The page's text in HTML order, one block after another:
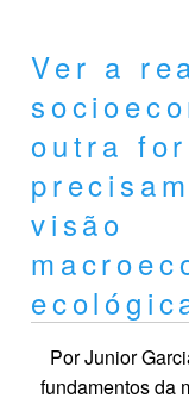
Ver a
outra
visão
Por Junior
fundamentos da